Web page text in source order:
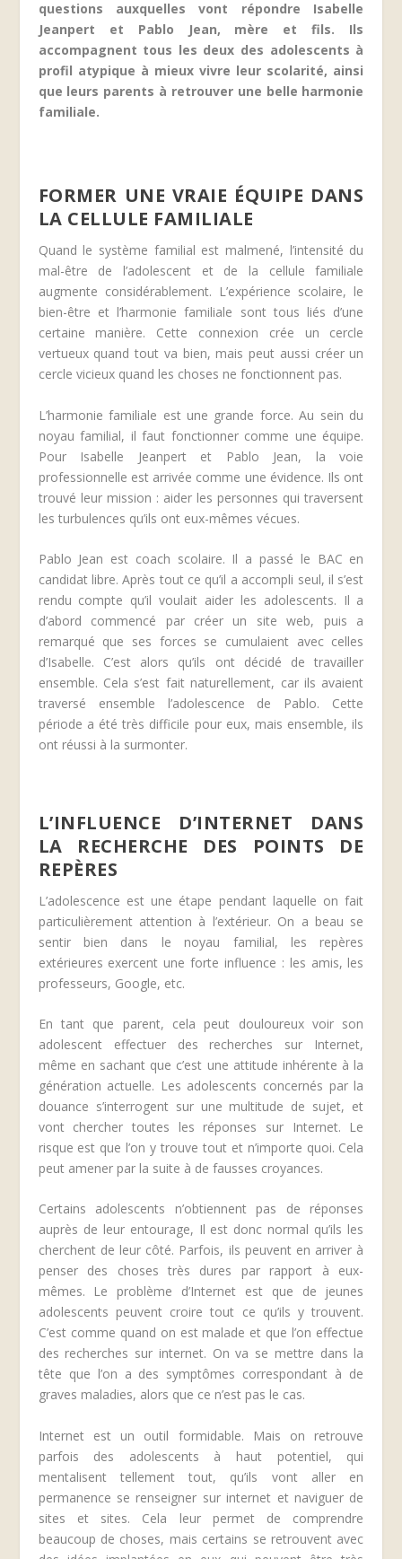
questions auxquelles vont répondre Isabelle
Jeanpert et Pablo Jean, mère et fils. Ils
accompagnent tous les deux des adolescents à
profil atypique à mieux vivre leur scolarité, ainsi
que leurs parents à retrouver une belle harmonie
familiale.
FORMER UNE VRAIE ÉQUIPE DANS
LA CELLULE FAMILIALE
Quand le système familial est malmené, l’intensité du
mal-être de l’adolescent et de la cellule familiale
augmente considérablement. L’expérience scolaire, le
bien-être et l’harmonie familiale sont tous liés d’une
certaine manière. Cette connexion crée un cercle
vertueux quand tout va bien, mais peut aussi créer un
cercle vicieux quand les choses ne fonctionnent pas.
L’harmonie familiale est une grande force. Au sein du
noyau familial, il faut fonctionner comme une équipe.
Pour Isabelle Jeanpert et Pablo Jean, la voie
professionnelle est arrivée comme une évidence. Ils ont
trouvé leur mission : aider les personnes qui traversent
les turbulences qu’ils ont eux-mêmes vécues.
Pablo Jean est coach scolaire. Il a passé le BAC en
candidat libre. Après tout ce qu’il a accompli seul, il s’est
rendu compte qu’il voulait aider les adolescents. Il a
d’abord commencé par créer un site web, puis a
remarqué que ses forces se cumulaient avec celles
d’Isabelle. C’est alors qu’ils ont décidé de travailler
ensemble. Cela s’est fait naturellement, car ils avaient
traversé ensemble l’adolescence de Pablo. Cette
période a été très difficile pour eux, mais ensemble, ils
ont réussi à la surmonter.
L’INFLUENCE D’INTERNET DANS
LA RECHERCHE DES POINTS DE
REPÈRES
L’adolescence est une étape pendant laquelle on fait
particulièrement attention à l’extérieur. On a beau se
sentir bien dans le noyau familial, les repères
extérieures exercent une forte influence : les amis, les
professeurs, Google, etc.
En tant que parent, cela peut douloureux voir son
adolescent effectuer des recherches sur Internet,
même en sachant que c’est une attitude inhérente à la
génération actuelle. Les adolescents concernés par la
douance s’interrogent sur une multitude de sujet, et
vont chercher toutes les réponses sur Internet. Le
risque est que l’on y trouve tout et n’importe quoi. Cela
peut amener par la suite à de fausses croyances.
Certains adolescents n’obtiennent pas de réponses
auprès de leur entourage, Il est donc normal qu’ils les
cherchent de leur côté. Parfois, ils peuvent en arriver à
penser des choses très dures par rapport à eux-
mêmes. Le problème d’Internet est que de jeunes
adolescents peuvent croire tout ce qu’ils y trouvent.
C’est comme quand on est malade et que l’on effectue
des recherches sur internet. On va se mettre dans la
tête que l’on a des symptômes correspondant à de
graves maladies, alors que ce n’est pas le cas.
Internet est un outil formidable. Mais on retrouve
parfois des adolescents à haut potentiel, qui
mentalisent tellement tout, qu’ils vont aller en
permanence se renseigner sur internet et naviguer de
sites et sites. Cela leur permet de comprendre
beaucoup de choses, mais certains se retrouvent avec